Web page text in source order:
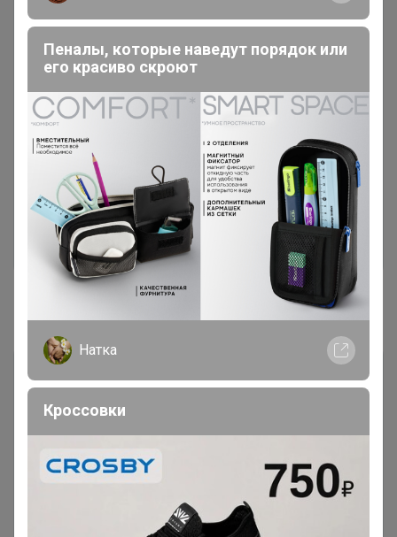
Пункт выдачи транспортной компании можно выбрать
по умолчанию из предлагаемого списка
Пеналы, которые наведут порядок или
его красиво скроют
Натка
Кроссовки